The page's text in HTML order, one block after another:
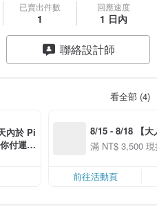
已賣出件數
1
回應速度
1 日內
聯絡設計師
看全部 (4)
內於 Pi
付運
8/15 - 8/18 【大
季】滿
50
滿 NT$ 3,500
前往活動頁